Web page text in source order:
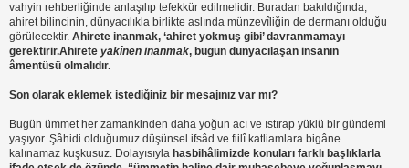
vahyin rehberliğinde anlaşılıp tefekkür edilmelidir. Buradan bakıldığında,
ahiret bilincinin, dünyacılıkla birlikte aslında münzevîliğin de dermanı olduğu
görülecektir. Ahirete inanmak, ‘ahiret yokmuş gibi’ davranmamayı
gerektirir.Ahirete yakînen inanmak, bugün dünyacılaşan insanın
âmentüsü olmalıdır.
Son olarak eklemek istediğiniz bir mesajınız var mı?
Bugün ümmet her zamankinden daha yoğun acı ve ıstırap yüklü bir gündemi
yaşıyor. Şâhidi olduğumuz düşünsel ifsâd ve fiilî katliamlara bigâne
kalınamaz kuşkusuz. Dolayısıyla hasbihâlimizde konuları farklı başlıklarla